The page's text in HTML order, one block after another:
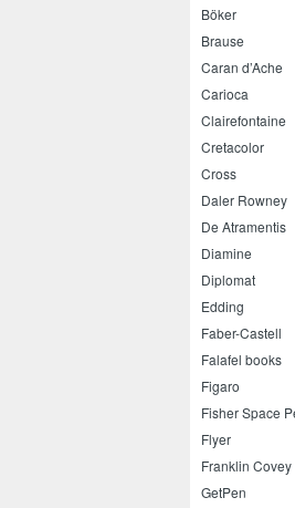
Böker
Brause
Caran d’Ache
Carioca
Clairefontaine
Cretacolor
Cross
Daler Rowney
De Atramentis
Diamine
Diplomat
Edding
Faber-Castell
Falafel books
Figaro
Fisher Space
Flyer
Franklin Covey
GetPen